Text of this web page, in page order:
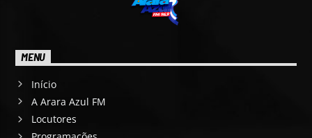
MENU
Início
A Arara Azul FM
Locutores